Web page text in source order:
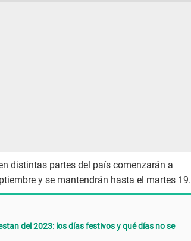
distintas partes del país comenzarán a
y se mantendrán hasta el martes 19.
del 2023: los días festivos y qué días no se